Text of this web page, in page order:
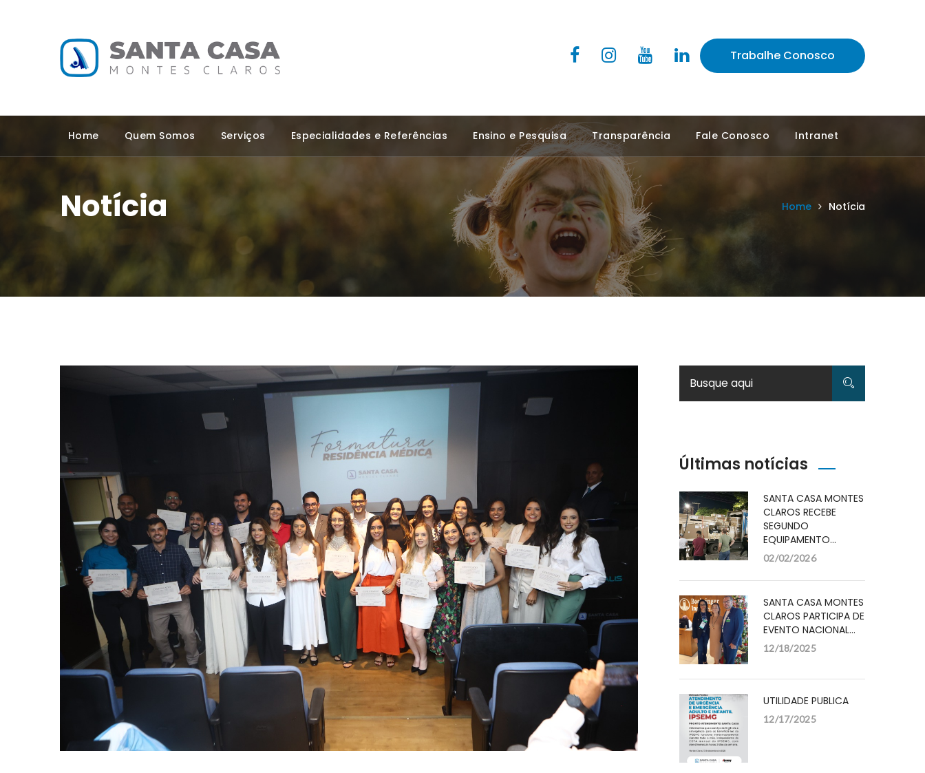
Trabalhe Conosco
Home Quem Somos Serviços Especialidades e Referências Ensino e Pesquisa Transparência Fale Conosco Intranet
Notícia Home Notícia
Últimas notícias
SANTA CASA MONTES
CLAROS RECEBE
SEGUNDO
EQUIPAMENTO…
02/02/2026
SANTA CASA MONTES
CLAROS PARTICIPA DE
EVENTO NACIONAL…
12/18/2025
UTILIDADE PUBLICA
12/17/2025